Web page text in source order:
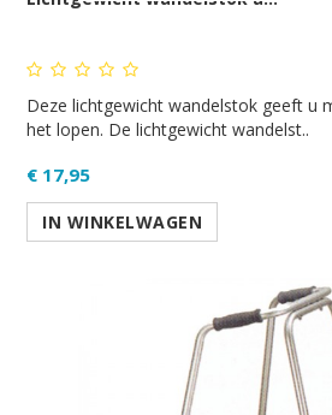
Deze lichtgewicht wandelstok geeft u
het lopen. De lichtgewicht wandelst..
€ 17,95
IN WINKELWAGEN